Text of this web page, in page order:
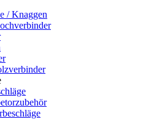
/ Knaggen